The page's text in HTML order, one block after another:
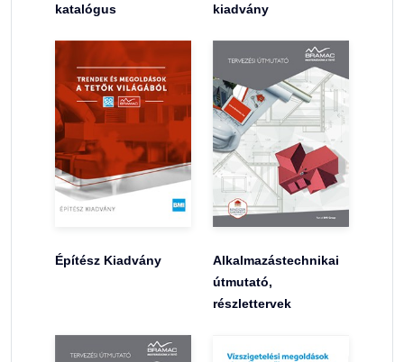
katalógus
kiadvány
Építész Kiadvány
Alkalmazástechnikai
útmutató,
részlettervek